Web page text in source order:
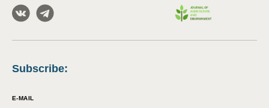
Subscribe:
E-MAIL